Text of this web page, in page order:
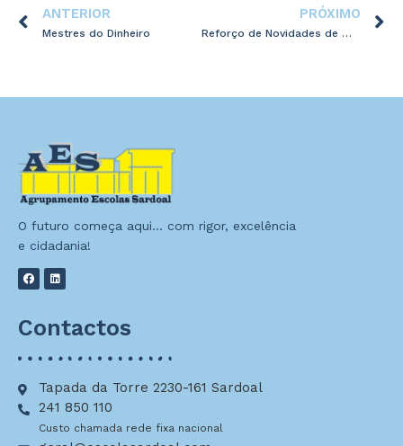
ANTERIOR
Mestres do Dinheiro
PRÓXIMO
Reforço de Novidades de maio 2026
O futuro começa aqui… com rigor, excelência
e cidadania!
Contactos
Tapada da Torre 2230-161 Sardoal
241 850 110
Custo chamada rede fixa nacional